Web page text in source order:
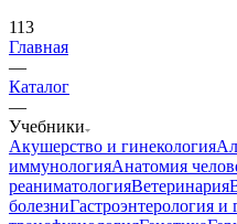
113
Главная
—
Каталог
—
Учебники
Акушерство и гинекология
иммунологияАнатомия
реаниматологияВетеринария
болезниГастроэнтерология и